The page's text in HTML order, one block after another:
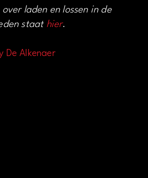
laden en lossen in de
staat hier.
De Alkenaer